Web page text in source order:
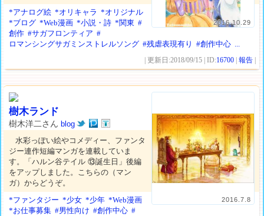
2016.10.29
*アナログ絵 *オリキャラ *オリジナル
*ブログ *Web漫画 *小説・詩 *関東 #
創作 #サガフロンティア #
ロマンシングサガミンストレルソング #残虐表現有り #創作中心 ...
| 更新日:2018/09/15 | ID:16700 |報告
2016.7.8
樹木ランド
樹木洋二さんblog
水彩っぽい絵やコメディー、ファンタ
ジー連作短編マンガを連載していま
す。「ハルン谷テイル ⑬誕生日」後編
をアップしました。こちらの（マン
ガ）からどうぞ。
*ファンタジー *少女 *少年 *Web漫画
*お仕事募集 #男性向け #創作中心 #